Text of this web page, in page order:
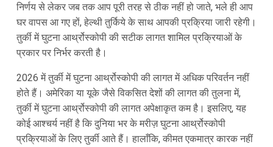
निर्णय से लेकर जब तक आप पूरी तरह से ठीक नहीं हो जाते, भले ही आप
घर वापस आ गए हों, हेल्थी तुर्किये के साथ आपकी प्रक्रिया जारी रहेगी।
तुर्की में घुटना आर्थ्रोस्कोपी की सटीक लागत शामिल प्रक्रियाओं के
प्रकार पर निर्भर करती है।
2026 में तुर्की में घुटना आर्थ्रोस्कोपी की लागत में अधिक परिवर्तन नहीं
होते हैं। अमेरिका या यूके जैसे विकसित देशों की लागत की तुलना में,
तुर्की में घुटना आर्थ्रोस्कोपी की लागत अपेक्षाकृत कम है। इसलिए, यह
कोई आश्चर्य नहीं है कि दुनिया भर के मरीज़ घुटना आर्थ्रोस्कोपी
प्रक्रियाओं के लिए तुर्की आते हैं। हालाँकि, कीमत एकमात्र कारक नहीं